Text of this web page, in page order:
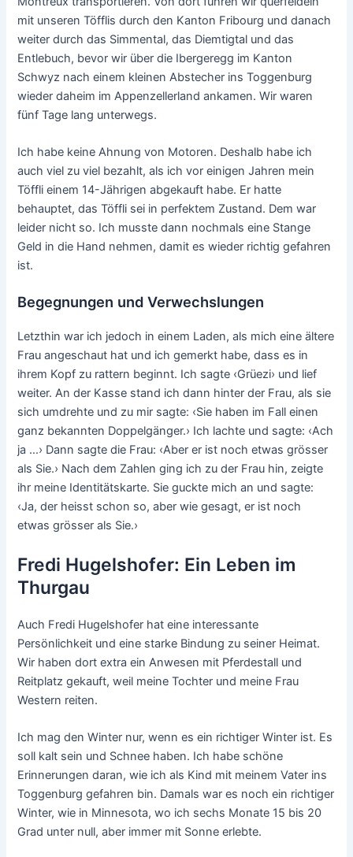
mit unseren Töfflis durch den Kanton Fribourg und danach
weiter durch das Simmental, das Diemtigtal und das
Entlebuch, bevor wir über die Ibergeregg im Kanton
Schwyz nach einem kleinen Abstecher ins Toggenburg
wieder daheim im Appenzellerland ankamen. Wir waren
fünf Tage lang unterwegs.
Ich habe keine Ahnung von Motoren. Deshalb habe ich
auch viel zu viel bezahlt, als ich vor einigen Jahren mein
Töffli einem 14-Jährigen abgekauft habe. Er hatte
behauptet, das Töffli sei in perfektem Zustand. Dem war
leider nicht so. Ich musste dann nochmals eine Stange
Geld in die Hand nehmen, damit es wieder richtig gefahren
ist.
Begegnungen und Verwechslungen
Letzthin war ich jedoch in einem Laden, als mich eine ältere
Frau angeschaut hat und ich gemerkt habe, dass es in
ihrem Kopf zu rattern beginnt. Ich sagte ‹Grüezi› und lief
weiter. An der Kasse stand ich dann hinter der Frau, als sie
sich umdrehte und zu mir sagte: ‹Sie haben im Fall einen
ganz bekannten Doppelgänger.› Ich lachte und sagte: ‹Ach
ja …› Dann sagte die Frau: ‹Aber er ist noch etwas grösser
als Sie.› Nach dem Zahlen ging ich zu der Frau hin, zeigte
ihr meine Identitätskarte. Sie guckte mich an und sagte:
‹Ja, der heisst schon so, aber wie gesagt, er ist noch
etwas grösser als Sie.›
Fredi Hugelshofer: Ein Leben im
Thurgau
Auch Fredi Hugelshofer hat eine interessante
Persönlichkeit und eine starke Bindung zu seiner Heimat.
Wir haben dort extra ein Anwesen mit Pferdestall und
Reitplatz gekauft, weil meine Tochter und meine Frau
Western reiten.
Ich mag den Winter nur, wenn es ein richtiger Winter ist. Es
soll kalt sein und Schnee haben. Ich habe schöne
Erinnerungen daran, wie ich als Kind mit meinem Vater ins
Toggenburg gefahren bin. Damals war es noch ein richtiger
Winter, wie in Minnesota, wo ich sechs Monate 15 bis 20
Grad unter null, aber immer mit Sonne erlebte.